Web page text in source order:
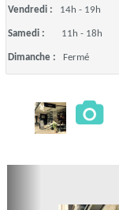
Vendredi : 14h - 19h
Samedi : 11h - 18h
Dimanche : Fermé